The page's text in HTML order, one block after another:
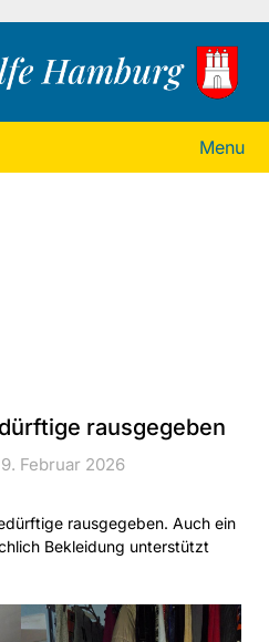
Menu
rausgegeben
Februar 2026
rausgegeben. Auch ein
Bekleidung unterstützt